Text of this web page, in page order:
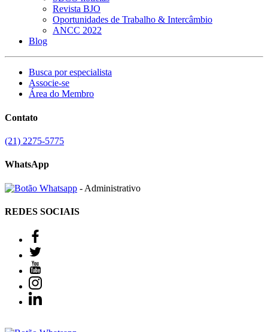
Revista BJO
Oportunidades de Trabalho & Intercâmbio
ANCC 2022
Blog
Busca por especialista
Associe-se
Área do Membro
Contato
(21) 2275-5775
WhatsApp
- Administrativo
REDES SOCIAIS